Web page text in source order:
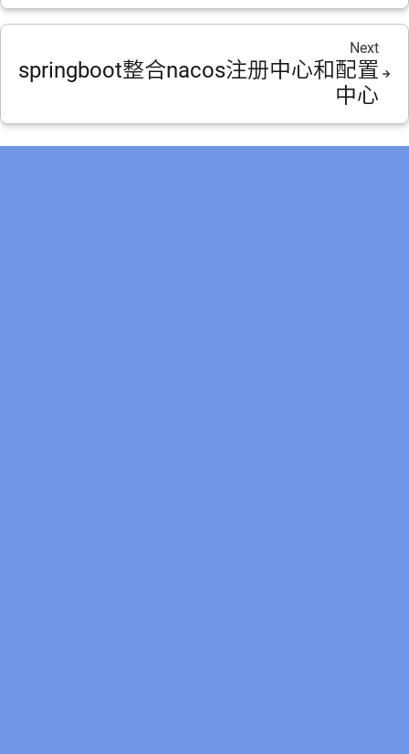
Next
springboot整合nacos注册中心和配置
中心